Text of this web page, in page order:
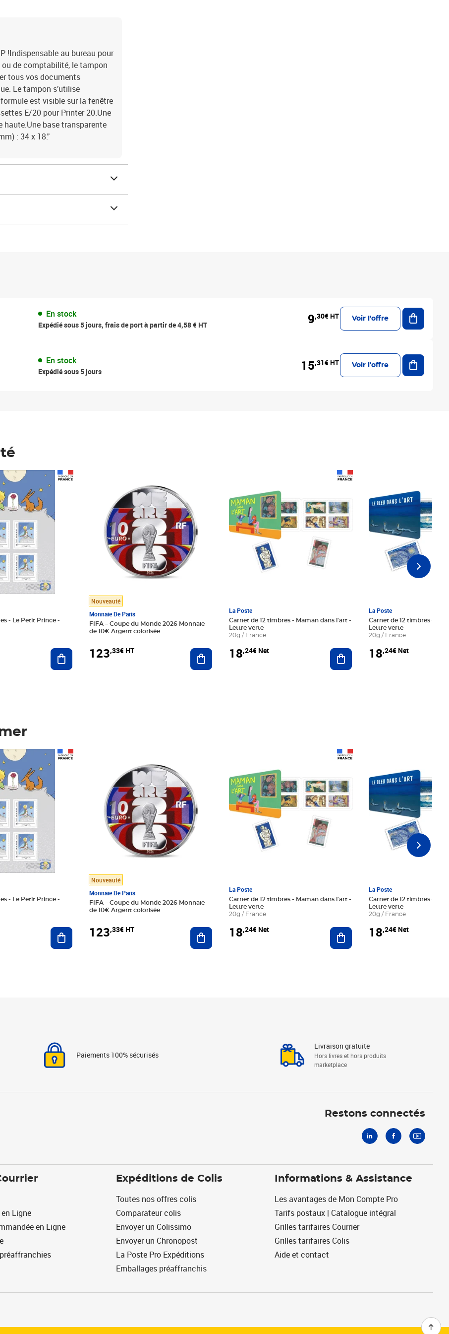
!Indispensable au bureau pour
de comptabilité, le tampon
tous vos documents
Le tampon s’utilise
est visible sur la fenêtre
E/20 pour Printer 20.Une
base transparente
: 34 x 18."
En stock
Expédié sous 5 jours, frais de port à partir de 4,58 € HT 9,30€ HT Voir l'offre
Ajouter
En stock
Expédié sous 5 jours 15,31€ HT Voir l'offre
Ajouter
- Le Petit Prince -
Ajouter au panier
Nouveauté
Monnaie De Paris
FIFA – Coupe du Monde 2026 Monnaie
de 10€ Argent colorisée
123,33€ HT Ajouter au panier
La Poste
Carnet de 12 timbres - Maman dans l'art -
Lettre verte
20g / France
18,24€ Net Ajouter au panier
La Poste
Carnet de 12 timbres - Le
Lettre verte
20g / France
18,24€ Net
- Le Petit Prince -
Ajouter au panier
Nouveauté
Monnaie De Paris
FIFA – Coupe du Monde 2026 Monnaie
de 10€ Argent colorisée
123,33€ HT Ajouter au panier
La Poste
Carnet de 12 timbres - Maman dans l'art -
Lettre verte
20g / France
18,24€ Net Ajouter au panier
La Poste
Carnet de 12 timbres - Le
Lettre verte
20g / France
18,24€ Net
Paiements 100% sécurisés
Livraison gratuite
Hors livres et hors produits
marketplace
Restons connectés
Ligne
en Ligne
Expéditions de Colis
Toutes nos offres colis
Comparateur colis
Envoyer un Colissimo
Envoyer un Chronopost
La Poste Pro Expéditions
Emballages préaffranchis
Informations & Assistance
Les avantages de Mon Compte Pro
Tarifs postaux | Catalogue intégral
Grilles tarifaires Courrier
Grilles tarifaires Colis
Aide et contact